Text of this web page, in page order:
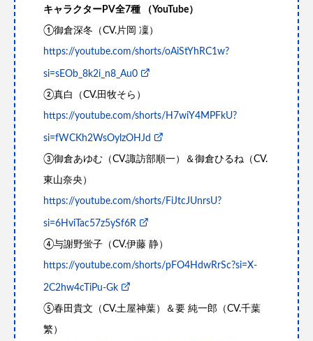
キャラクターPV全7種 （YouTube）
①御倉深冬（CV.片岡 凜）
https://youtube.com/shorts/oAiStYhRC1w?
si=sEOb_8k2i_n8_Au0
②真白（CV.田牧そら）
https://youtube.com/shorts/H7wiY4MPFkU?
si=fWCKh2WsOylzOHJd
③御倉あゆむ（CV.諏訪部順一）＆御倉ひるね（CV.
東山奈央）
https://youtube.com/shorts/FiJtcJUnrsU?
si=6HviTac57z5ySf6R
④与謝野蛍子（CV.伊藤 静）
https://youtube.com/shorts/pFO4HdwRrSc?si=X-
2C2hw4cTiPu-Gk
⑤春田貴文（CV.土屋神葉）＆要 純一郎（CV.千葉
繁）